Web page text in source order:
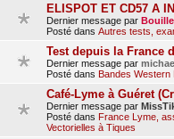
ELISPOT ET CD57 A
Dernier message par
Posté dans Autres tests,
Test depuis la France
Dernier message par
Posté dans Bandes Western
Café-Lyme à Guéret
Dernier message par
Posté dans France Lyme,
Vectorielles à Tiques